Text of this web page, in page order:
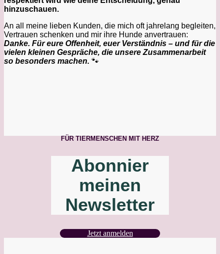
hinzuschauen.
An all meine lieben Kunden, die mich oft jahrelang begleiten,
Vertrauen schenken und mir ihre Hunde anvertrauen:
Danke. Für eure Offenheit, euer Verständnis – und für die
vielen kleinen Gespräche, die unsere Zusammenarbeit
so besonders machen. 🐾
FÜR TIERMENSCHEN MIT HERZ
Abonnier
meinen
Newsletter
Jetzt anmelden